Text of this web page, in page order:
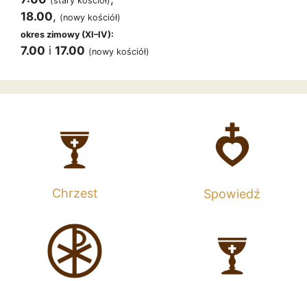
18.00, (nowy kościół)
okres zimowy (XI–IV):
7.00 i 17.00 (nowy kościół)
Chrzest Spowiedź